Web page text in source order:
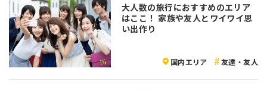
大人数の旅行におすすめのエリア
はここ！ 家族や友人とワイワイ思
い出作り
国内エリア 友達・友人